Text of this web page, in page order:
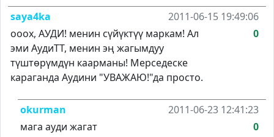
saya4ka
2011-06-15 19:49:06
ооох, АУДИ! менин сүйүктүү маркам! Ал
эми АудиТТ, менин эң жагымдуу
түштөрүмдүн каарманы! Мерседеске
караганда Аудини "УВАЖАЮ!"да просто.
0
okurman
2011-06-23 12:41:23
мага ауди жагат
0